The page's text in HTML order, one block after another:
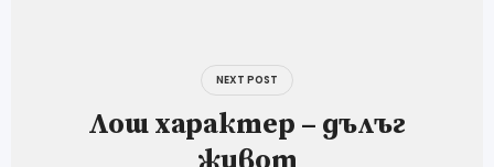
NEXT POST
Лош характер – дълъг